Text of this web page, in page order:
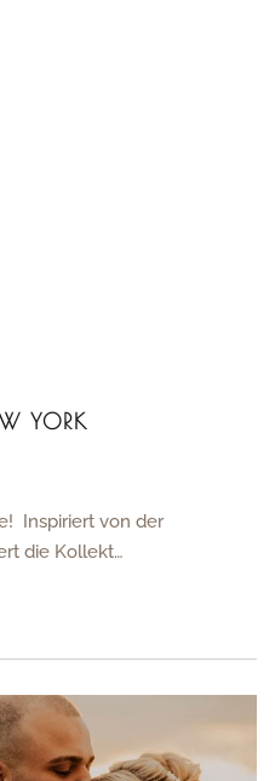
YORK
Inspiriert von der
die Kollekt…